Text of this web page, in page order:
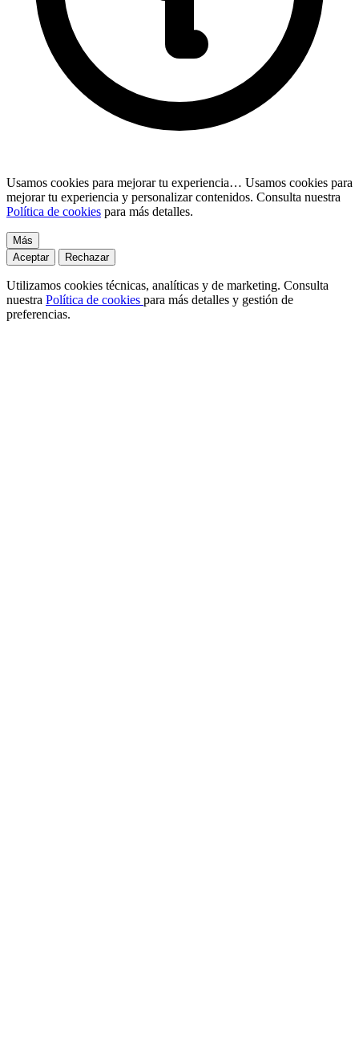
Usamos cookies para mejorar tu experiencia… Usamos cookies para
mejorar tu experiencia y personalizar contenidos. Consulta nuestra
Política de cookies para más detalles.
Más
Aceptar
Rechazar
Utilizamos cookies técnicas, analíticas y de marketing. Consulta
nuestra Política de cookies para más detalles y gestión de
preferencias.